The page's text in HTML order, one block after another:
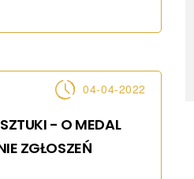
04-04-2022
- O MEDAL
ZGŁOSZEŃ